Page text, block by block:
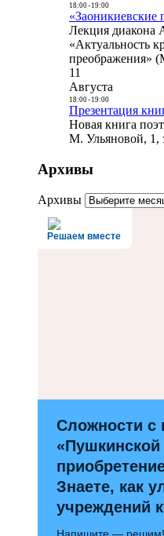
18:00- 19:00
«Заоникиевские
Лекция диакона
«Актуальность
преображения»
11
Августа
18:00- 19:00
Презентация
Новая книга
М. Ульяновой, 1,
Архивы
Архивы
Решаем вместе
Сложности с
Знаете, как
учреждений